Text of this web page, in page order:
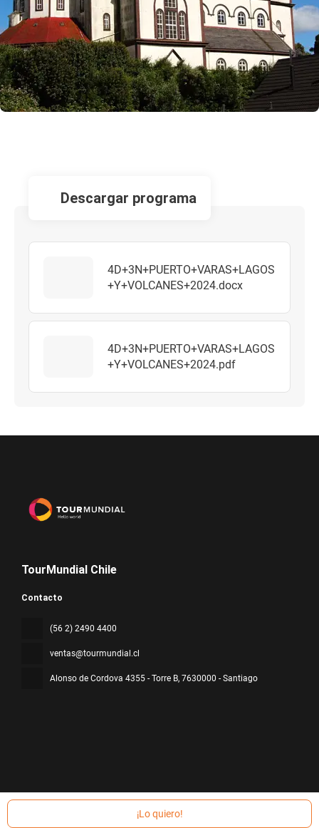
¡Lo quiero!
descargar programa
4D+3N+PUERTO+VARAS+LAGOS
+Y+VOLCANES+2024.docx
4D+3N+PUERTO+VARAS+LAGOS
+Y+VOLCANES+2024.pdf
TourMundial Chile
Contacto
(56 2) 2490 4400
ventas@tourmundial.cl
Alonso de Cordova 4355 - Torre B, 7630000 - Santiago